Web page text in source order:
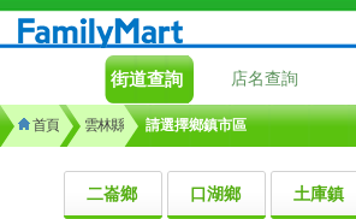
街道查詢 店名查詢
首頁 雲林縣 請選擇鄉鎮市區
二崙鄉 口湖鄉 土庫鎮